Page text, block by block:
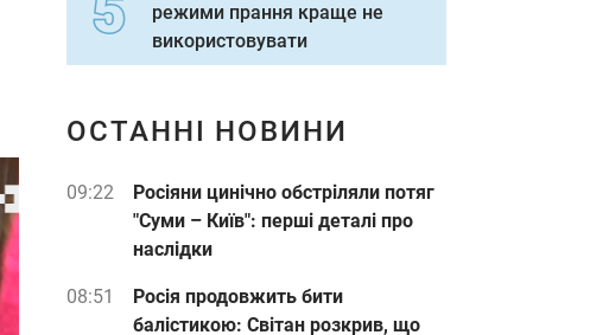
режими прання краще не
використовувати
ОСТАННІ НОВИНИ
09:22
Росіяни цинічно обстріляли потяг
"Суми – Київ": перші деталі про
наслідки
08:51
Росія продовжить бити
балістикою: Світан розкрив, що